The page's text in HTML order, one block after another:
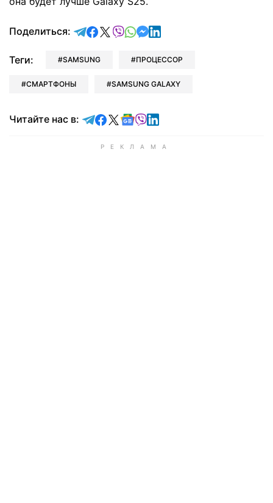
Поделиться: отправить в Telegram
поделиться в Facebook
поделиться в X
отправить в Viber
отправить в Whatsapp
отправить в Messenger
отправить в LinkedIn
Теги: SAMSUNG ПРОЦЕССОР
СМАРТФОНЫ SAMSUNG GALAXY
Читайте нас в: Читайте в Telegram
Читайте в Facebook
Читайте в X
Читайте в Google news
Читайте в Viber
Читайте в LinkedIn